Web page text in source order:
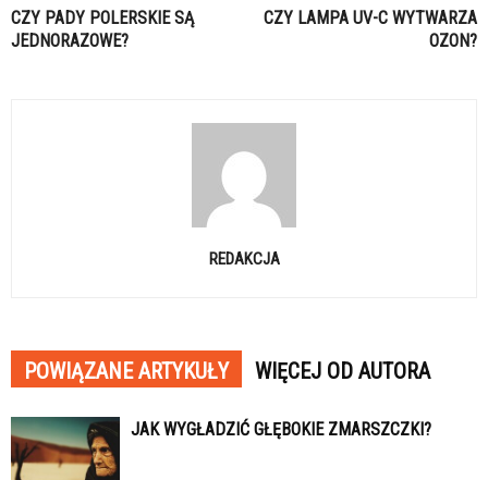
CZY PADY POLERSKIE SĄ
JEDNORAZOWE?
CZY LAMPA UV-C WYTWARZA
OZON?
REDAKCJA
POWIĄZANE ARTYKUŁY WIĘCEJ OD AUTORA
JAK WYGŁADZIĆ GŁĘBOKIE ZMARSZCZKI?